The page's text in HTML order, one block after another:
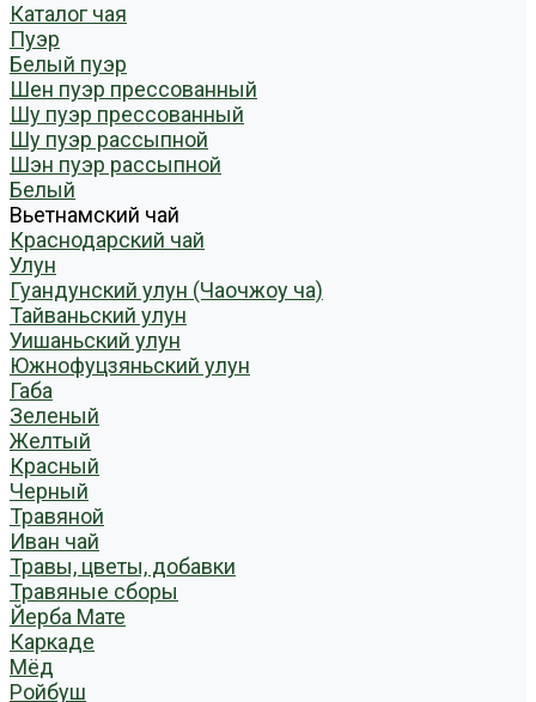
Каталог чая
Пуэр
Белый пуэр
Шен пуэр прессованный
Шу пуэр прессованный
Шу пуэр рассыпной
Шэн пуэр рассыпной
Белый
Вьетнамский чай
Краснодарский чай
Улун
Гуандунский улун (Чаочжоу ча)
Тайваньский улун
Уишаньский улун
Южнофуцзяньский улун
Габа
Зеленый
Желтый
Красный
Черный
Травяной
Иван чай
Травы, цветы, добавки
Травяные сборы
Йерба Мате
Каркаде
Мёд
Ройбуш